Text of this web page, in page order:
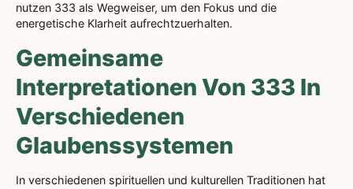
nutzen 333 als Wegweiser, um den Fokus und die
energetische Klarheit aufrechtzuerhalten.
Gemeinsame
Interpretationen Von 333 In
Verschiedenen
Glaubenssystemen
In verschiedenen spirituellen und kulturellen Traditionen hat